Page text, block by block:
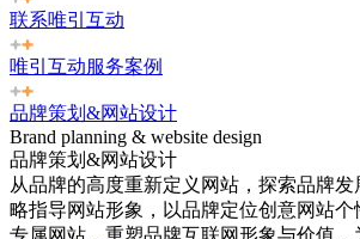
联系唯引互动
唯引互动服务案例
品牌策划&网站设计
Brand planning & website design
品牌策划&网站设计
从品牌的高度重新定义网站，探索品牌
略指导网站形象，以品牌定位创意网站
专属网站，重塑品牌互联网形象与价值，